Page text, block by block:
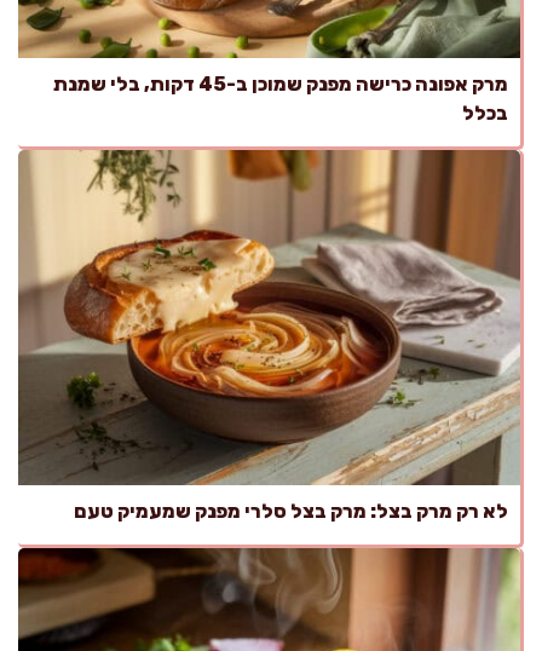
מרק אפונה כרישה מפנק שמוכן ב-45 דקות, בלי שמנת
בכלל
לא רק מרק בצל: מרק בצל סלרי מפנק שמעמיק טעם